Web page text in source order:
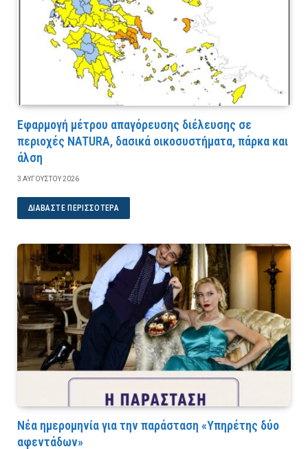
Εφαρμογή μέτρου απαγόρευσης διέλευσης σε
περιοχές NATURA, δασικά οικοσυστήματα, πάρκα και
άλση
3 ΑΥΓΟΎΣΤΟΥ 2026
ΔΙΑΒΆΣΤΕ ΠΕΡΙΣΣΌΤΕΡΑ
Νέα ημερομηνία για την παράσταση «Υπηρέτης δύο
αφεντάδων»